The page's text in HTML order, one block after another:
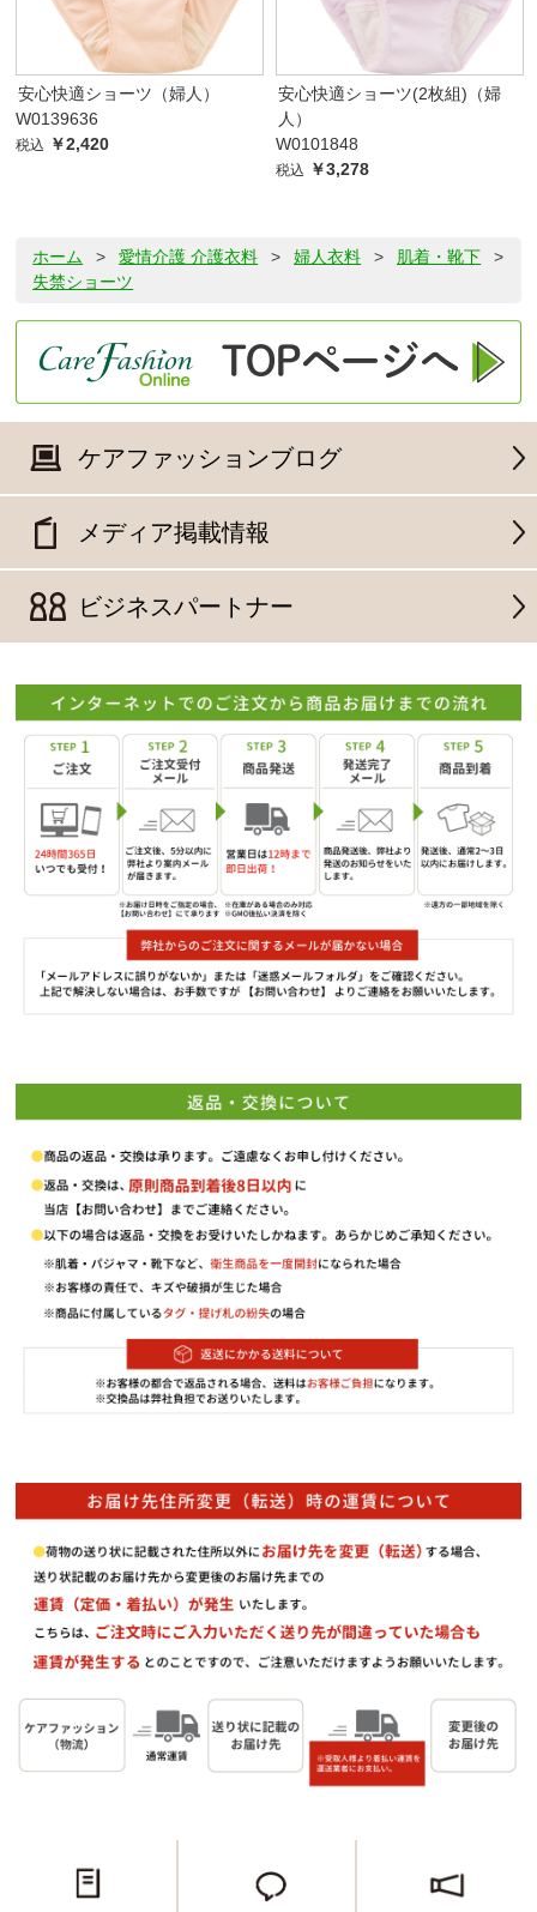
安心快適ショーツ（婦人）
W0139636
税込 ￥2,420
安心快適ショーツ(2枚組)（婦
人）
W0101848
税込 ￥3,278
ホーム > 愛情介護 介護衣料 > 婦人衣料 > 肌着・靴下
>
失禁ショーツ
ケアファッションブログ
メディア掲載情報
ビジネスパートナー